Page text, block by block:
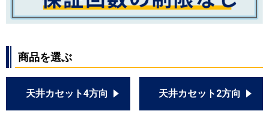
商品を選ぶ
天井カセット4方向 天井カセット2方向